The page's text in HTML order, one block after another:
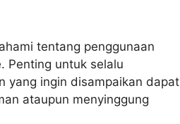
tentang penggunaan
Penting untuk selalu
yang ingin disampaikan dapat
ataupun menyinggung